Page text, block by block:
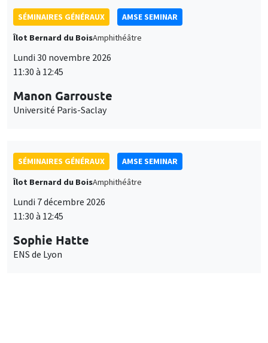
SÉMINAIRES GÉNÉRAUX
AMSE SEMINAR
Îlot Bernard du BoisAmphithéâtre
Lundi 30 novembre 2026
11:30 à 12:45
Manon Garrouste
Université Paris-Saclay
SÉMINAIRES GÉNÉRAUX
AMSE SEMINAR
Îlot Bernard du BoisAmphithéâtre
Lundi 7 décembre 2026
11:30 à 12:45
Sophie Hatte
ENS de Lyon